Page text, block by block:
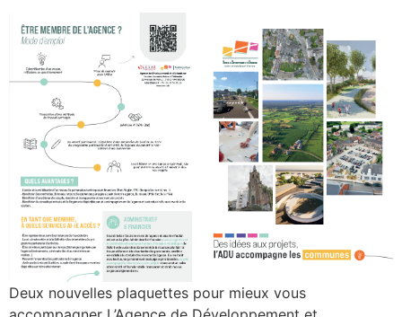
Deux nouvelles plaquettes pour mieux vous